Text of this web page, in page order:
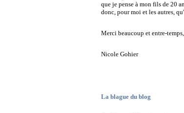
que je pense à mon fils de 20
donc, pour moi et les autres,
Merci beaucoup et entre-
Nicole Gohier
La blague du blog